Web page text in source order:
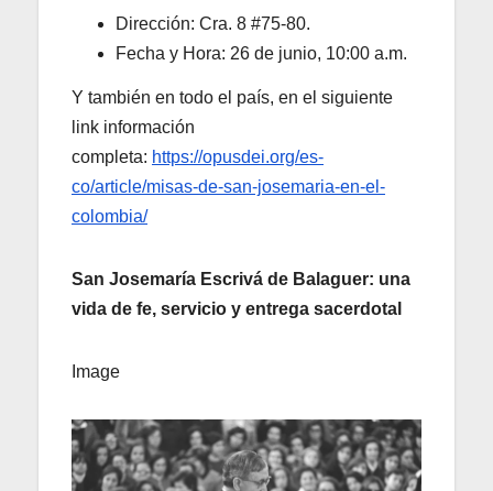
Dirección: Cra. 8 #75-80.
Fecha y Hora: 26 de junio, 10:00 a.m.
Y también en todo el país, en el siguiente
link información
completa: https://opusdei.org/es-
co/article/misas-de-san-josemaria-en-el-
colombia/
San Josemaría Escrivá de Balaguer: una
vida de fe, servicio y entrega sacerdotal
Image